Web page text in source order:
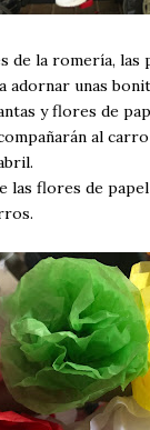
de la romería, las
adornar unas
y flores de
al carro
las flores de